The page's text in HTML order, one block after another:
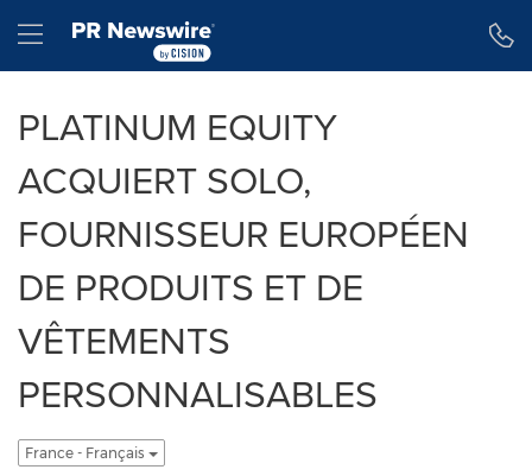
Hamburger menu
PLATINUM EQUITY
ACQUIERT SOLO,
FOURNISSEUR EUROPÉEN
DE PRODUITS ET DE
VÊTEMENTS
PERSONNALISABLES
France - Français